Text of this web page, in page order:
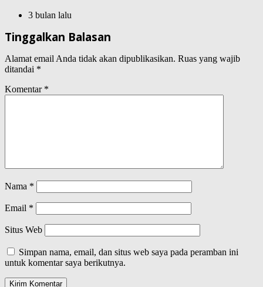
3 bulan lalu
Tinggalkan Balasan
Alamat email Anda tidak akan dipublikasikan. Ruas yang wajib
ditandai *
Komentar *
Nama *
Email *
Situs Web
Simpan nama, email, dan situs web saya pada peramban ini
untuk komentar saya berikutnya.